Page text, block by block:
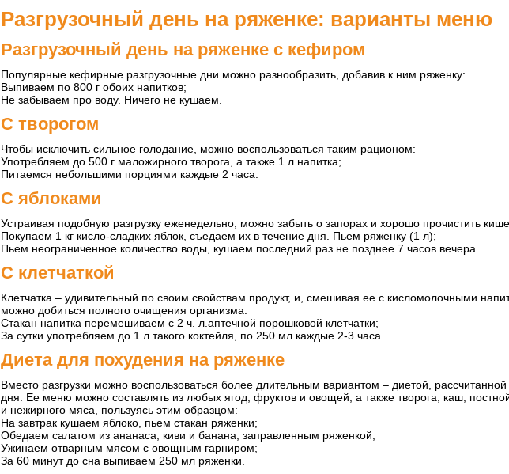
Разгрузочный день на ряженке: варианты меню
Разгрузочный день на ряженке с кефиром
Популярные кефирные разгрузочные дни можно разнообразить, добавив к ним ряженку:
Выпиваем по 800 г обоих напитков;
Не забываем про воду. Ничего не кушаем.
С творогом
Чтобы исключить сильное голодание, можно воспользоваться таким рационом:
Употребляем до 500 г маложирного творога, а также 1 л напитка;
Питаемся небольшими порциями каждые 2 часа.
С яблоками
Устраивая подобную разгрузку еженедельно, можно забыть о запорах и хорошо прочистить
Покупаем 1 кг кисло-сладких яблок, съедаем их в течение дня. Пьем ряженку (1 л);
Пьем неограниченное количество воды, кушаем последний раз не позднее 7 часов вечера.
С клетчаткой
Клетчатка – удивительный по своим свойствам продукт, и, смешивая ее с кисломолочными
можно добиться полного очищения организма:
Стакан напитка перемешиваем с 2 ч. л.аптечной порошковой клетчатки;
За сутки употребляем до 1 л такого коктейля, по 250 мл каждые 2-3 часа.
Диета для похудения на ряженке
Вместо разгрузки можно воспользоваться более длительным вариантом – диетой, рассчитанной
дня. Ее меню можно составлять из любых ягод, фруктов и овощей, а также творога, каш,
и нежирного мяса, пользуясь этим образцом:
На завтрак кушаем яблоко, пьем стакан ряженки;
Обедаем салатом из ананаса, киви и банана, заправленным ряженкой;
Ужинаем отварным мясом с овощным гарниром;
За 60 минут до сна выпиваем 250 мл ряженки.